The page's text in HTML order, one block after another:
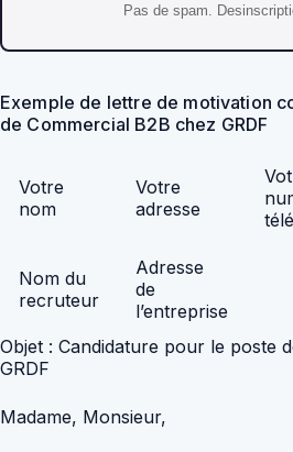
Pas de spam.
Exemple de lettre de motivation
de Commercial B2B chez GRDF
Votre
nom
Votre
adresse
Nom du
recruteur
Adresse
de
l’entreprise
Objet : Candidature pour le poste
GRDF
Madame, Monsieur,